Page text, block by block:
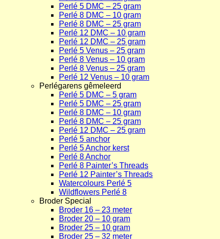
Perlé 5 DMC – 25 gram
Perlé 8 DMC – 10 gram
Perlé 8 DMC – 25 gram
Perlé 12 DMC – 10 gram
Perlé 12 DMC – 25 gram
Perlé 5 Venus – 25 gram
Perlé 8 Venus – 10 gram
Perlé 8 Venus – 25 gram
Perlé 12 Venus – 10 gram
Perlégarens gêmeleerd
Perlé 5 DMC – 5 gram
Perlé 5 DMC – 25 gram
Perlé 8 DMC – 10 gram
Perlé 8 DMC – 25 gram
Perlé 12 DMC – 25 gram
Perlé 5 anchor
Perlé 5 Anchor kerst
Perlé 8 Anchor
Perlé 8 Painter’s Threads
Perlé 12 Painter’s Threads
Watercolours Perlé 5
Wildflowers Perlé 8
Broder Special
Broder 16 – 23 meter
Broder 20 – 10 gram
Broder 25 – 10 gram
Broder 25 – 32 meter